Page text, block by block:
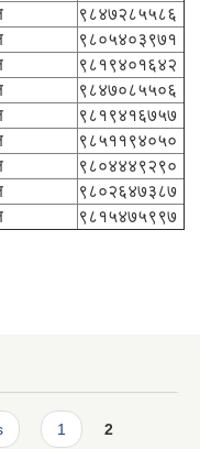
९८४७२८५५८६
९८०५४०३९७१
९८१९४०१६४२
९८४७०८५५०६
९८१९४१६७५७
९८५११९४०५०
९८०४४४९२९०
९८०२६४७३८७
९८१५४७५९९७
1 2